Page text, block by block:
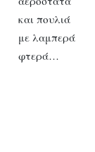
και πουλιά
με λαμπερά
φτερά…